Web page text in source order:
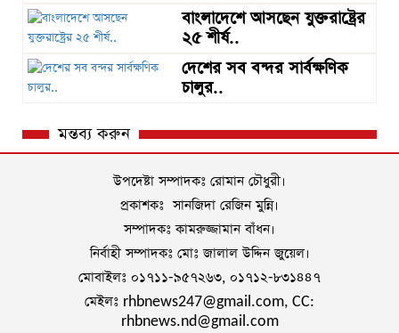
বাংলাদেশে আসছেন যুক্তরাষ্ট্রের
২৫ শীর্ষ..
দেশের সব বন্দর সার্বক্ষণিক
চালুর..
মন্তব্য করুন
উপদেষ্টা সম্পাদকঃ রোমান চৌধুরী।
প্রকাশকঃ সানজিদা রেজিন মুন্নি।
সম্পাদকঃ কামরুজ্জামান বাঁধন।
নির্বাহী সম্পাদকঃ মোঃ জালাল উদ্দিন জুয়েল।
মোবাইলঃ ০১৭১১-৯৫৭২৬৩, ০১৭১২-৮৩১৪৪৭
মেইলঃ rhbnews247@gmail.com, CC:
rhbnews.nd@gmail.com